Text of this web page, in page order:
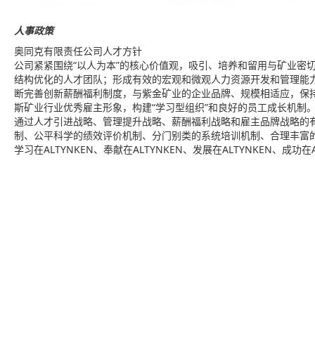
人事政策
奥同克有限责任公司人才方针
公司紧紧围绕“以人为本”的核心价值观，吸引、培养和留用与矿业
结构优化的人才团队；形成有效的宏观和微观人力资源开发和管理
断完善创新薪酬福利制度，与紫金矿业的企业品牌、规模相适应，
斯矿业行业优秀雇主形象，构建“学习型组织”和良好的员工成长机制
通过人才引进战略、管理提升战略、薪酬福利战略和雇主品牌战略
制、公平科学的绩效评价机制、分门别类的系统培训机制、合理丰富
学习在ALTYNKEN、奉献在ALTYNKEN、发展在ALTYNKEN、成功